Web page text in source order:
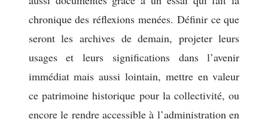
chronique des réflexions menées. Définir ce que
seront les archives de demain, projeter leurs
usages et leurs significations dans l’avenir
immédiat mais aussi lointain, mettre en valeur
ce patrimoine historique pour la collectivité, ou
encore le rendre accessible à l’administration en